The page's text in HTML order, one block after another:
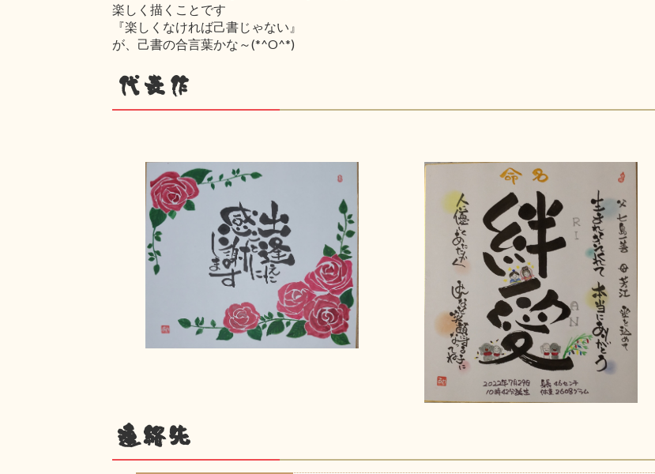
楽しく描くことです
『楽しくなければ己書じゃない』
が、己書の合言葉かな～(*^O^*)
代表作
連絡先